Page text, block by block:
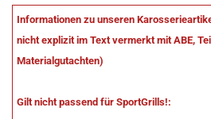
Informationen zu unseren
nicht explizit im Text vermerkt mit ABE,
Materialgutachten)
Gilt nicht passend für SportGrills!: